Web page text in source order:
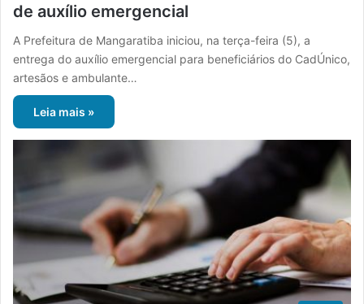
de auxílio emergencial
A Prefeitura de Mangaratiba iniciou, na terça-feira (5), a
entrega do auxílio emergencial para beneficiários do CadÚnico,
artesãos e ambulante…
Leia mais »